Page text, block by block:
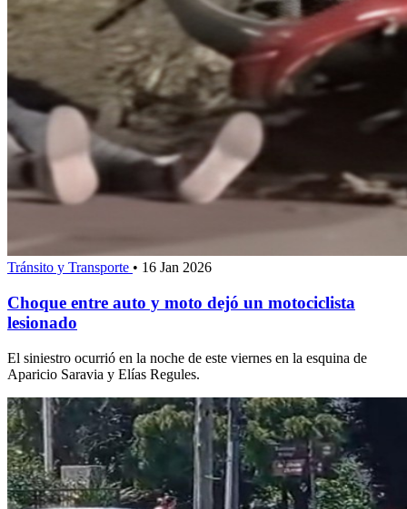
Tránsito y Transporte • 16 Jan 2026
Choque entre auto y moto dejó un motociclista
lesionado
El siniestro ocurrió en la noche de este viernes en la esquina de
Aparicio Saravia y Elías Regules.